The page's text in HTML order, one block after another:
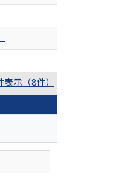
表示（8件）